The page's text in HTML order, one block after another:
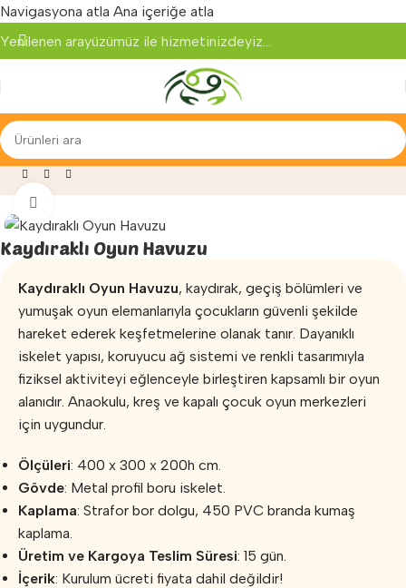
Navigasyona atla Ana içeriğe atla
Yenilenen arayüzümüz ile hizmetinizdeyiz...
» Oyun Parkları
Kaydıraklı Oyun Havuzu
Kaydıraklı Oyun Havuzu, kaydırak, geçiş bölümleri ve
yumuşak oyun elemanlarıyla çocukların güvenli şekilde
hareket ederek keşfetmelerine olanak tanır. Dayanıklı
iskelet yapısı, koruyucu ağ sistemi ve renkli tasarımıyla
fiziksel aktiviteyi eğlenceyle birleştiren kapsamlı bir oyun
alanıdır. Anaokulu, kreş ve kapalı çocuk oyun merkezleri
için uygundur.
Ölçüleri: 400 x 300 x 200h cm.
Gövde: Metal profil boru iskelet.
Kaplama: Strafor bor dolgu, 450 PVC branda kumaş
kaplama.
Üretim ve Kargoya Teslim Süresi: 15 gün.
İçerik: Kurulum ücreti fiyata dahil değildir!